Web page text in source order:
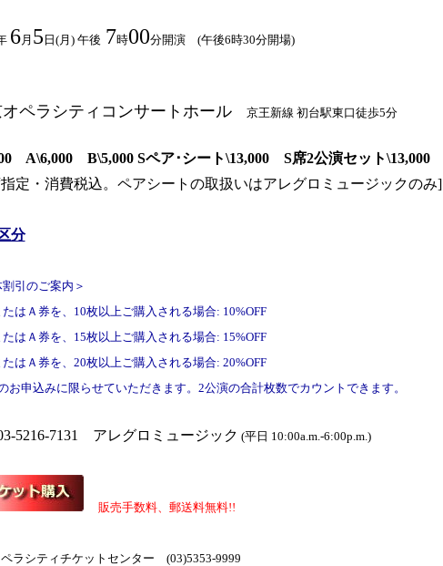
6月 5 日(月) 午後 7時00分開演 (午後6時30分開場)
ペラシティコンサートホール 京王新線 初台駅東口徒歩5分
A\6,000 B\5,000 Sペア･シート\13,000
S席2公演セット\13,000
定・消費税込。ペアシートの取扱いはアレグロミュージックのみ]
分
割引のご案内＞
たはＡ券を、10枚以上ご購入される場合: 10%OFF
たはＡ券を、15枚以上ご購入される場合: 15%OFF
たはＡ券を、20枚以上ご購入される場合: 20%OFF
お申込みに限らせていただきます。2公演の合計枚数でカウントできます。
5216-7131 アレグロミュージック (平日 10:00a.m.-6:00p.m.)
販売手数料、郵送料無料!!
ラシティチケットセンター (03)5353-9999